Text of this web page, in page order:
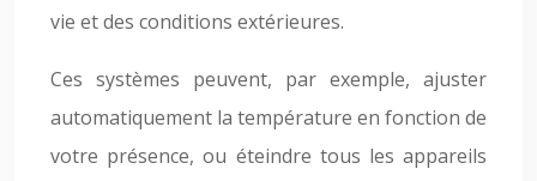
vie et des conditions extérieures.
Ces systèmes peuvent, par exemple, ajuster
automatiquement la température en fonction de
votre présence, ou éteindre tous les appareils